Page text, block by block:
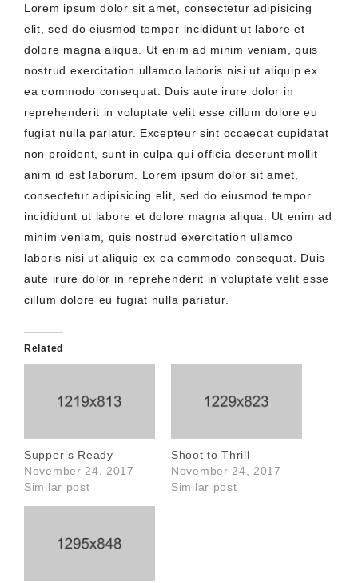
Lorem ipsum dolor sit amet, consectetur adipisicing
elit, sed do eiusmod tempor incididunt ut labore et
dolore magna aliqua. Ut enim ad minim veniam, quis
nostrud exercitation ullamco laboris nisi ut aliquip ex
ea commodo consequat. Duis aute irure dolor in
reprehenderit in voluptate velit esse cillum dolore eu
fugiat nulla pariatur. Excepteur sint occaecat cupidatat
non proident, sunt in culpa qui officia deserunt mollit
anim id est laborum. Lorem ipsum dolor sit amet,
consectetur adipisicing elit, sed do eiusmod tempor
incididunt ut labore et dolore magna aliqua. Ut enim ad
minim veniam, quis nostrud exercitation ullamco
laboris nisi ut aliquip ex ea commodo consequat. Duis
aute irure dolor in reprehenderit in voluptate velit esse
cillum dolore eu fugiat nulla pariatur.
Related
Supper’s Ready
November 24, 2017
Similar post
Shoot to Thrill
November 24, 2017
Similar post